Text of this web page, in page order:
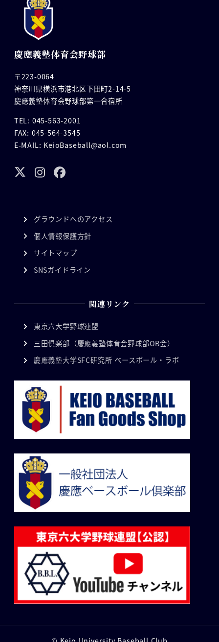
慶應義塾体育会野球部
〒223-0064
神奈川県横浜市港北区下田町2-14-5
慶應義塾体育会野球部第一合宿所
TEL: 045-563-2001
FAX: 045-564-3545
E-MAIL: KeioBaseball@aol.com
グラウンドへのアクセス
個人情報保護方針
サイトマップ
SNSガイドライン
関連リンク
東京六大学野球連盟
三田倶楽部（慶應義塾体育会野球部OB会）
慶應義塾大学SFC研究所 ベースボール・ラボ